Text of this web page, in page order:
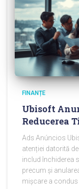
FINANȚE
Ubisoft
Reducerea
Ads Anúncios
atenției datorită
includ închiderea
precum și
mișcare a condus